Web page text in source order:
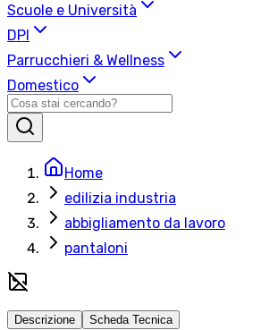
Scuole e Università
DPI
Parrucchieri & Wellness
Domestico
Home
edilizia industria
abbigliamento da lavoro
pantaloni
Descrizione Scheda Tecnica